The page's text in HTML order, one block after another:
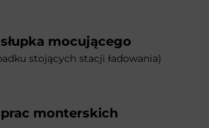
mocującego
stojących stacji ładowania)
monterskich